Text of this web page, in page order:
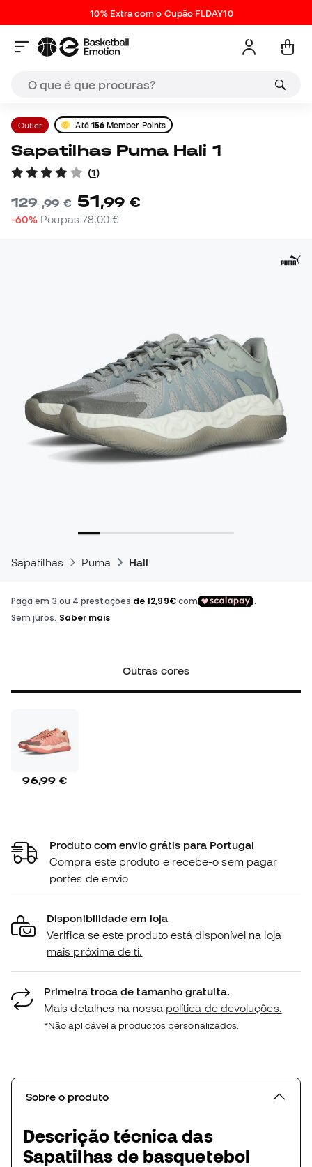
10% Extra com o Cupão FLDAY10
Outlet Até 156 Member Points
Sapatilhas Puma Hali 1
(1)
129,99 € 51,99 €
-60% Poupas 78,00 €
Sapatilhas Puma Hali
Outras cores
96,99 €
Produto com envio grátis para Portugal
Compra este produto e recebe-o sem pagar
portes de envio
Disponibilidade em loja
Verifica se este produto está disponível na loja
mais próxima de ti.
Primeira troca de tamanho gratuita.
Mais detalhes na nossa política de devoluções.
*Não aplicável a productos personalizados.
Sobre o produto
Descrição técnica das
Sapatilhas de basquetebol